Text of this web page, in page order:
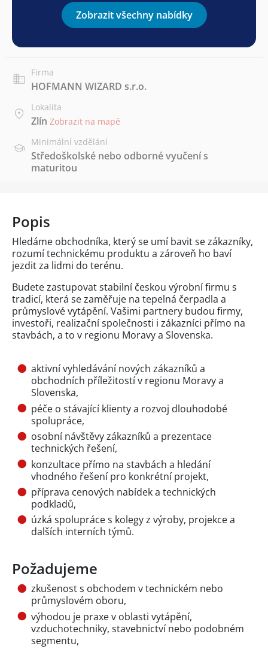
Zobrazit všechny nabídky
Firma
HOFMANN WIZARD s.r.o.
Lokalita
Zlín Zobrazit na mapě
Minimální vzdělání
Středoškolské nebo odborné vyučení s
maturitou
Popis
Hledáme obchodníka, který se umí bavit se zákazníky,
rozumí technickému produktu a zároveň ho baví
jezdit za lidmi do terénu.
Budete zastupovat stabilní českou výrobní firmu s
tradicí, která se zaměřuje na tepelná čerpadla a
průmyslové vytápění. Vašimi partnery budou firmy,
investoři, realizační společnosti i zákazníci přímo na
stavbách, a to v regionu Moravy a Slovenska.
aktivní vyhledávání nových zákazníků a
obchodních příležitostí v regionu Moravy a
Slovenska,
péče o stávající klienty a rozvoj dlouhodobé
spolupráce,
osobní návštěvy zákazníků a prezentace
technických řešení,
konzultace přímo na stavbách a hledání
vhodného řešení pro konkrétní projekt,
příprava cenových nabídek a technických
podkladů,
úzká spolupráce s kolegy z výroby, projekce a
dalších interních týmů.
Požadujeme
zkušenost s obchodem v technickém nebo
průmyslovém oboru,
výhodou je praxe v oblasti vytápění,
vzduchotechniky, stavebnictví nebo podobném
segmentu,